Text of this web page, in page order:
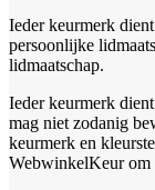
Ieder keurmerk
persoonlijke
lidmaatschap.
Ieder keurmerk
mag niet zodanig
keurmerk en
WebwinkelKeur om